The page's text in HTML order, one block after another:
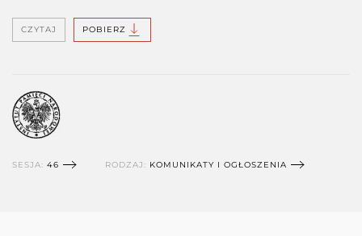
CZYTAJ POBIERZ
SESJA: 46 RODZAJ: KOMUNIKATY I OGŁOSZENIA